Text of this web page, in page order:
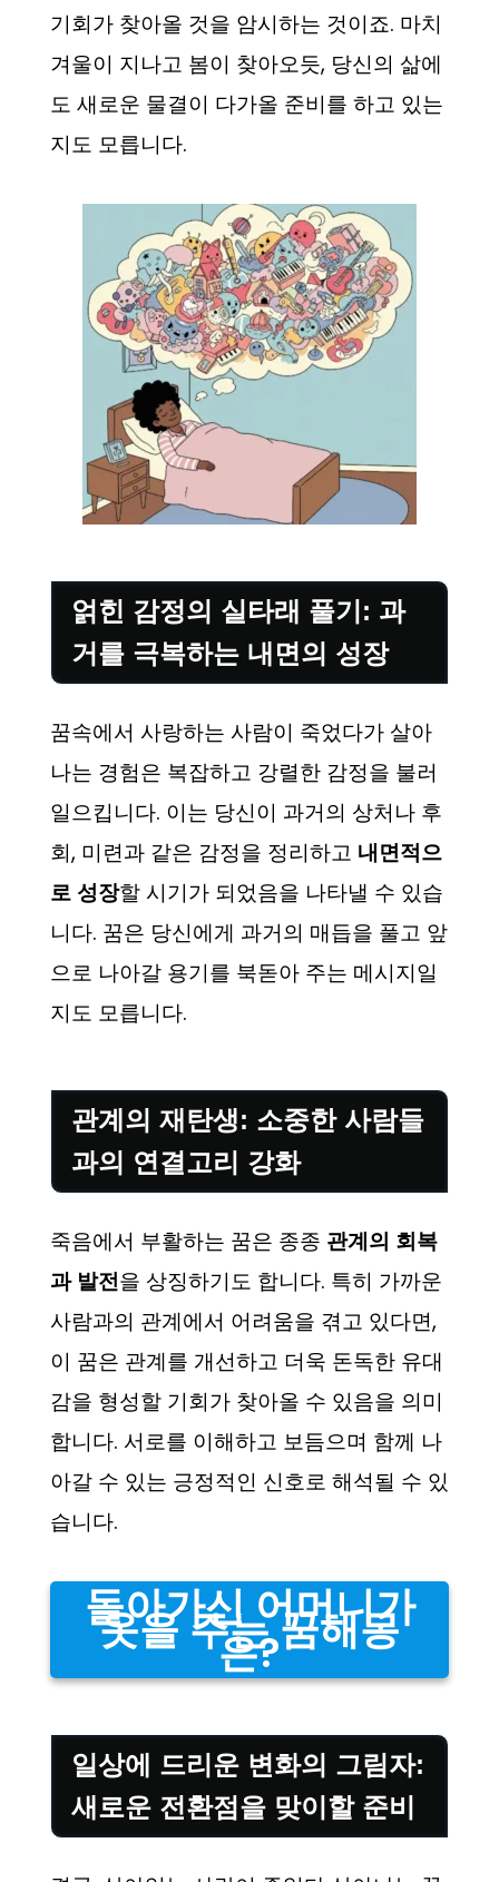
기회가 찾아올 것을 암시하는 것이죠. 마치
겨울이 지나고 봄이 찾아오듯, 당신의 삶에
도 새로운 물결이 다가올 준비를 하고 있는
지도 모릅니다.
얽힌 감정의 실타래 풀기: 과
거를 극복하는 내면의 성장
꿈속에서 사랑하는 사람이 죽었다가 살아
나는 경험은 복잡하고 강렬한 감정을 불러
일으킵니다. 이는 당신이 과거의 상처나 후
회, 미련과 같은 감정을 정리하고 내면적으
로 성장할 시기가 되었음을 나타낼 수 있습
니다. 꿈은 당신에게 과거의 매듭을 풀고 앞
으로 나아갈 용기를 북돋아 주는 메시지일
지도 모릅니다.
관계의 재탄생: 소중한 사람들
과의 연결고리 강화
죽음에서 부활하는 꿈은 종종 관계의 회복
과 발전을 상징하기도 합니다. 특히 가까운
사람과의 관계에서 어려움을 겪고 있다면,
이 꿈은 관계를 개선하고 더욱 돈독한 유대
감을 형성할 기회가 찾아올 수 있음을 의미
합니다. 서로를 이해하고 보듬으며 함께 나
아갈 수 있는 긍정적인 신호로 해석될 수 있
습니다.
돌아가신 어머니가
옷을 주는 꿈해몽
은?
일상에 드리운 변화의 그림자:
새로운 전환점을 맞이할 준비